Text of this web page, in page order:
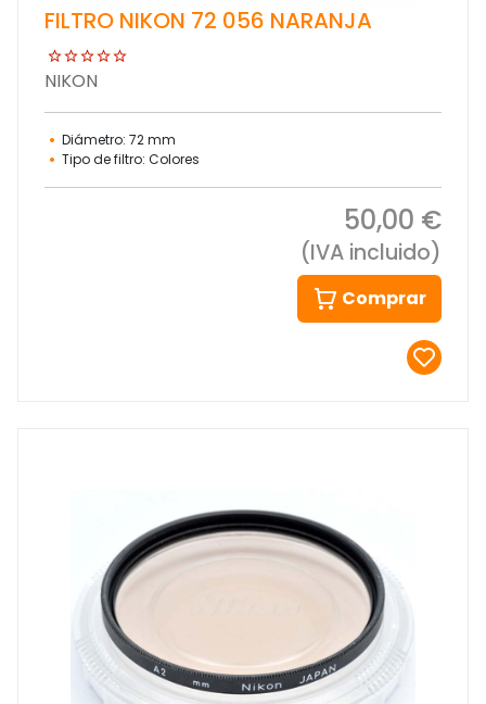
FILTRO NIKON 72 056 NARANJA
NIKON
Diámetro: 72 mm
Tipo de filtro: Colores
50,00 €
(IVA incluido)
Comprar